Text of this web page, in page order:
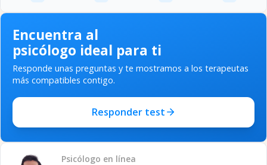
Encuentra al
psicólogo ideal para ti
Responde unas preguntas y te mostramos a los terapeutas
más compatibles contigo.
Responder test
Psicólogo en línea